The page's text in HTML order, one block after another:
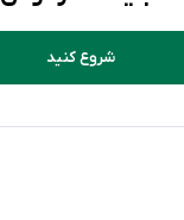
شروع کنید